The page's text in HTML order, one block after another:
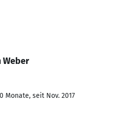
Weber
Monate, seit Nov. 2017